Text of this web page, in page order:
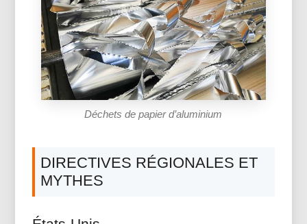
Déchets de papier d’aluminium
DIRECTIVES RÉGIONALES ET
MYTHES